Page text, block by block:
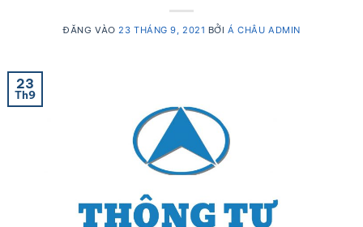
ĐĂNG VÀO 23 THÁNG 9, 2021 BỞIÁ CHÂU ADMIN
23
Th9